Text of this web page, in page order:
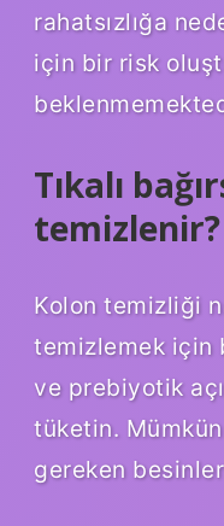
rahatsızlığa
için bir risk
Tıkalı
temizlenir?
Kolon temizliği
temizlemek için
ve prebiyotik
tüketin. Mümkün
gereken besinler